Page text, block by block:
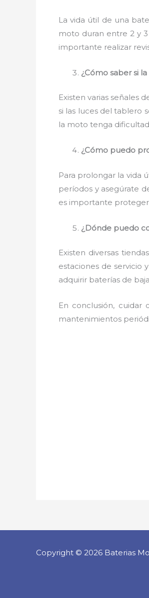
La vida útil de una
moto duran entre 2 y
importante realizar
¿Cómo saber si
Existen varias señales
si las luces del tablero
la moto tenga
¿Cómo puedo
Para prolongar la vida
períodos y asegúrate
es importante proteger
¿Dónde puedo
Existen diversas
estaciones de servicio
adquirir baterías de
En conclusión, cuidar
mantenimientos
Copyright © 2026 Baterias